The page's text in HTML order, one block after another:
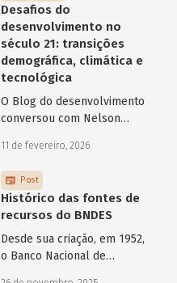
Desafios do
desenvolvimento no
século 21: transições
demográfica, climática e
tecnológica
O Blog do desenvolvimento
conversou com Nelson
atuais do desenvolvimento
hoje.
11 de fevereiro, 2026
Post
Histórico das fontes de
recursos do BNDES
Desde sua criação, em 1952,
o Banco Nacional de